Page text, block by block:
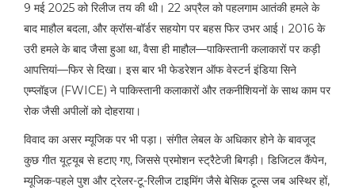
9 मई 2025 को रिलीज तय की थी। 22 अप्रैल को पहलगाम आतंकी हमले के
बाद माहौल बदला, और क्रॉस-बॉर्डर सहयोग पर बहस फिर उभर आई। 2016 के
उरी हमले के बाद जैसा हुआ था, वैसा ही माहौल—पाकिस्तानी कलाकारों पर कड़ी
आपत्तियां—फिर से दिखा। इस बार भी फेडरेशन ऑफ वेस्टर्न इंडिया सिने
एम्प्लॉइज (FWICE) ने पाकिस्तानी कलाकारों और तकनीशियनों के साथ काम पर
रोक जैसी अपीलों को दोहराया।
विवाद का असर म्यूजिक पर भी पड़ा। संगीत लेबल के अधिकार होने के बावजूद
कुछ गीत यूट्यूब से हटाए गए, जिससे प्रमोशन स्ट्रैटेजी बिगड़ी। डिजिटल कैंपेन,
म्यूजिक-पहले पुश और ट्रेलर-टू-रिलीज टाइमिंग जैसे बेसिक टूल्स जब अस्थिर हों,